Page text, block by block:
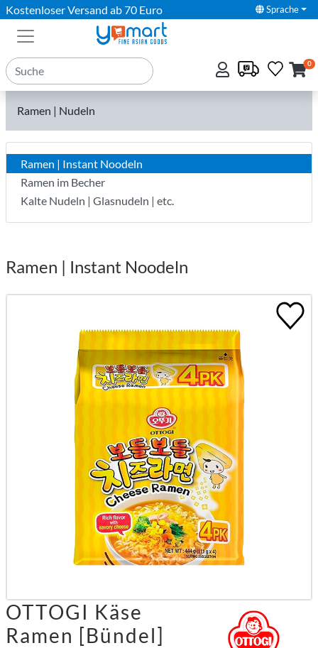
Kostenloser Versand ab 70 Euro Sprache
0
Ramen | Nudeln
Ramen | Instant Noodeln
Ramen im Becher
Kalte Nudeln | Glasnudeln | etc.
Ramen | Instant Noodeln
OTTOGI Käse
Ramen [Bündel]